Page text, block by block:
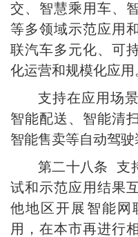
交、智慧乘用车、
等多领域示范应用
联汽车多元化、可
化运营和规模化应用
支持在应用场
智能配送、智能清
智能售卖等自动驾驶
第二十八条 支
试和示范应用结果
他地区开展智能网
用，在本市再进行